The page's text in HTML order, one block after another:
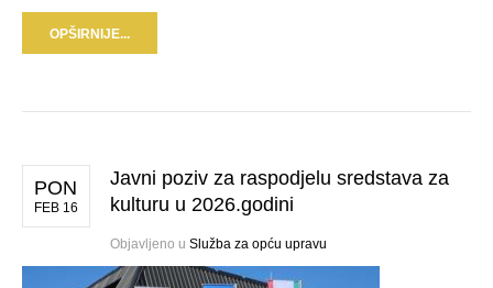
OPŠIRNIJE...
PON
FEB 16
Javni poziv za raspodjelu sredstava za
kulturu u 2026.godini
Objavljeno u Služba za opću upravu